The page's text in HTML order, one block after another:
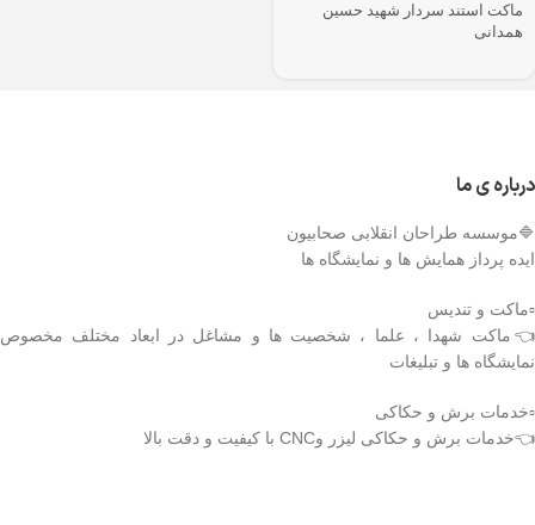
ماکت استند سردار شهید حسین
همدانی
درباره ی ما
🔷موسسه طراحان انقلابی صحابیون
ایده پرداز همایش ها و نمایشگاه ها
▫️ماکت و تندیس
👈ماکت شهدا ، علما ، شخصیت ها و مشاغل در ابعاد مختلف مخصوص
نمایشگاه ها و تبلیغات
▫️خدمات برش و حکاکی
👈خدمات برش و حکاکی لیزر وCNC با کیفیت و دقت بالا